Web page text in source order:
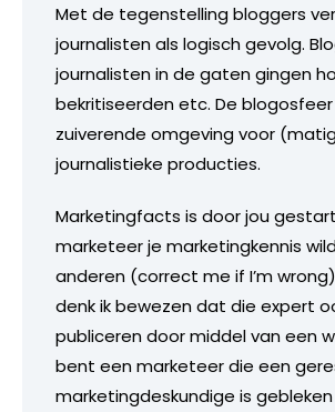
Met de tegenstelling bloggers
journalisten als logisch gevolg.
journalisten in de gaten gingen
bekritiseerden etc. De blogosfeer
zuiverende omgeving voor
journalistieke producties.
Marketingfacts is door jou
marketeer je marketingkennis
anderen (correct me if I’m
denk ik bewezen dat die expert
publiceren door middel van een
bent een marketeer die een
marketingdeskundige is